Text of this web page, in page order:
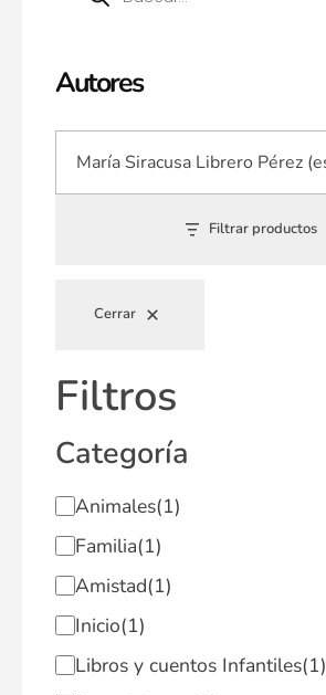
Autores
Filtrar productos
Cerrar
Filtros
Categoría
Animales(1)
Familia(1)
Amistad(1)
Inicio(1)
Libros y cuentos Infantiles(1)